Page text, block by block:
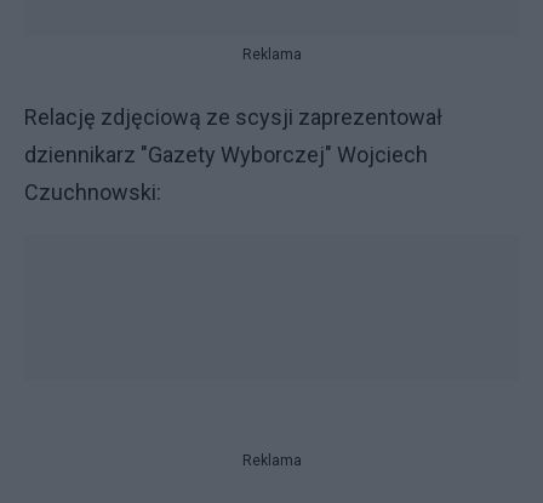
Reklama
Relację zdjęciową ze scysji zaprezentował
dziennikarz "Gazety Wyborczej" Wojciech
Czuchnowski:
Reklama